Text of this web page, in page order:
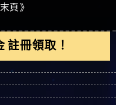
末頁 》
DISS博弈送你發財金 註冊領取！